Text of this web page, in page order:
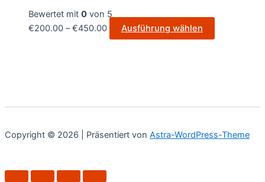
Bewertet mit 0 von 5
€200.00 –€450.00 Ausführung wählen
Copyright © 2026 | Präsentiert von Astra-WordPress-Theme